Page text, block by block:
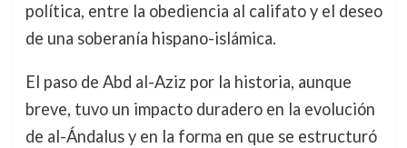
política, entre la obediencia al califato y el deseo
de una soberanía hispano-islámica.
El paso de Abd al-Aziz por la historia, aunque
breve, tuvo un impacto duradero en la evolución
de al-Ándalus y en la forma en que se estructuró